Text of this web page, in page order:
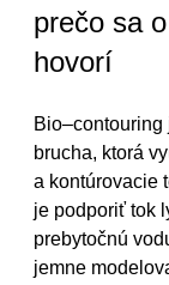
prečo sa
hovorí
brucha, ktorá
a kontúrovacie
je podporiť tok
prebytočnú
jemne